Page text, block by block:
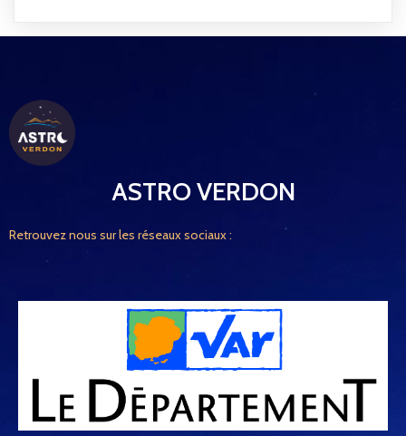
ASTRO VERDON
Retrouvez nous sur les réseaux sociaux :